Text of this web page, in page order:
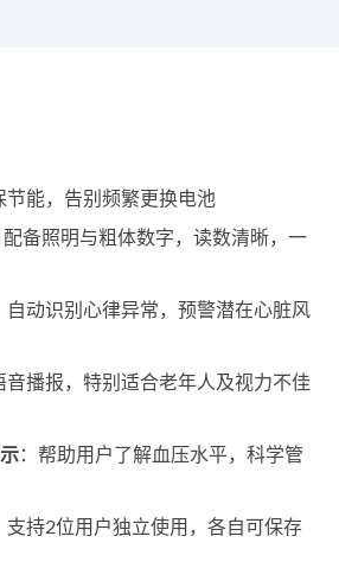
节能，告别频繁更换电池
配备照明与粗体数字，读数清晰，一
自动识别心律异常，预警潜在心脏风
音播报，特别适合老年人及视力不佳
：帮助用户了解血压水平，科学管
支持2位用户独立使用，各自可保存